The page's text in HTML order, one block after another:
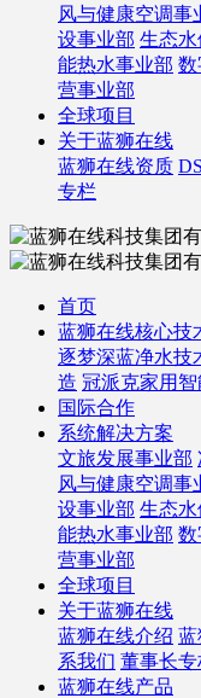
风与健康空调事
设事业部 生态
能热水事业部 数
营事业部
全球项目
关于蓝狮在线
蓝狮在线资质
专栏
首页
蓝狮在线核心技
逐梦深蓝净水技
造 冠派克家用
国际合作
系统解决方案
文旅发展事业部
风与健康空调事
设事业部 生态
能热水事业部 数
营事业部
全球项目
关于蓝狮在线
蓝狮在线介绍 蓝
系我们 董事长专
蓝狮在线产品